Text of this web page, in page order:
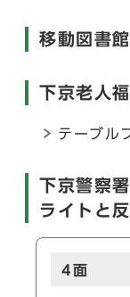
移動図書
下京老人
テーブル
下京警察
ライトと
4面